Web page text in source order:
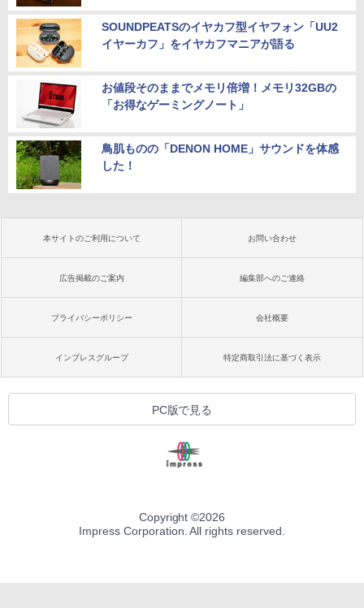
SOUNDPEATSのイヤカフ型イヤフォン「UU2
イヤーカフ」をイヤカフマニアが語る
お値段そのままでメモリ倍増！メモリ32GBの
「お得なゲーミングノート」
鳥肌ものの「DENON HOME」サウンドを体感
した！
本サイトのご利用について お問い合わせ
広告掲載のご案内 編集部へのご連絡
プライバシーポリシー 会社概要
インプレスグループ 特定商取引法に基づく表示
PC版で見る
Copyright ©2026
Impress Corporation. All rights reserved.